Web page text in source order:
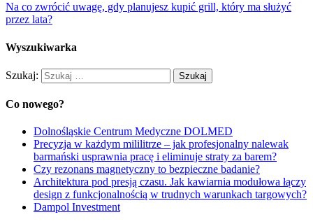
Na co zwrócić uwagę, gdy planujesz kupić grill, który ma służyć
przez lata?
Wyszukiwarka
Szukaj:
Co nowego?
Dolnośląskie Centrum Medyczne DOLMED
Precyzja w każdym mililitrze – jak profesjonalny nalewak
barmański usprawnia pracę i eliminuje straty za barem?
Czy rezonans magnetyczny to bezpieczne badanie?
Architektura pod presją czasu. Jak kawiarnia modułowa łączy
design z funkcjonalnością w trudnych warunkach targowych?
Dampol Investment